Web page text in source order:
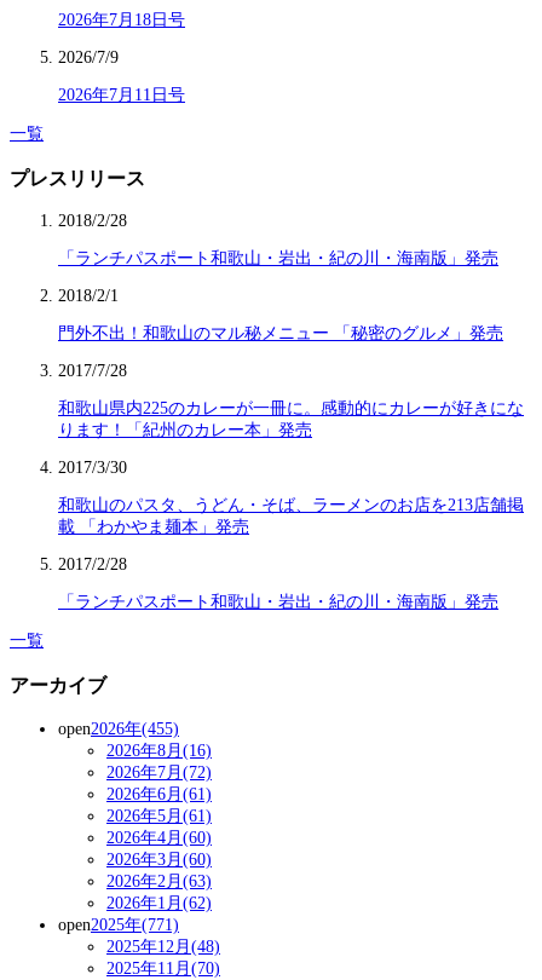
2026年7月18日号
2026/7/9
2026年7月11日号
一覧
プレスリリース
2018/2/28
「ランチパスポート和歌山・岩出・紀の川・海南版」発売
2018/2/1
門外不出！和歌山のマル秘メニュー 「秘密のグルメ」発売
2017/7/28
和歌山県内225のカレーが一冊に。感動的にカレーが好きにな
ります！「紀州のカレー本」発売
2017/3/30
和歌山のパスタ、うどん・そば、ラーメンのお店を213店舗掲
載 「わかやま麺本」発売
2017/2/28
「ランチパスポート和歌山・岩出・紀の川・海南版」発売
一覧
アーカイブ
open2026年(455)
2026年8月(16)
2026年7月(72)
2026年6月(61)
2026年5月(61)
2026年4月(60)
2026年3月(60)
2026年2月(63)
2026年1月(62)
open2025年(771)
2025年12月(48)
2025年11月(70)